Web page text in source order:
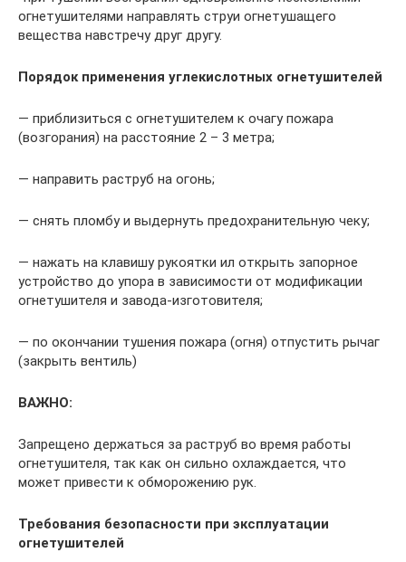
огнетушителями направлять струи огнетушащего
вещества навстречу друг другу.
Порядок применения углекислотных огнетушителей
— приблизиться с огнетушителем к очагу пожара
(возгорания) на расстояние 2 – 3 метра;
— направить раструб на огонь;
— снять пломбу и выдернуть предохранительную чеку;
— нажать на клавишу рукоятки ил открыть запорное
устройство до упора в зависимости от модификации
огнетушителя и завода-изготовителя;
— по окончании тушения пожара (огня) отпустить рычаг
(закрыть вентиль)
ВАЖНО:
Запрещено держаться за раструб во время работы
огнетушителя, так как он сильно охлаждается, что
может привести к обморожению рук.
Требования безопасности при эксплуатации
огнетушителей